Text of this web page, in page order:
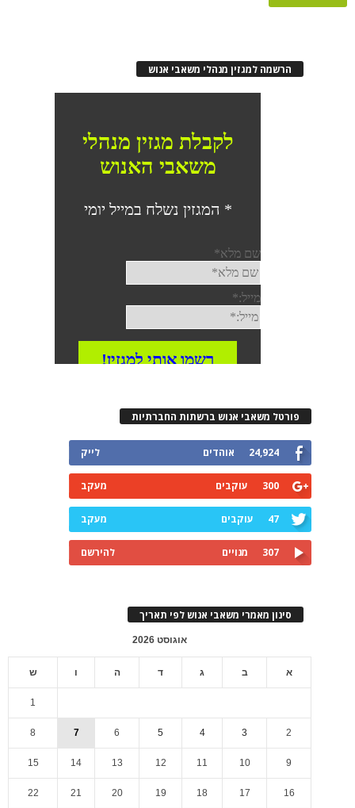
הרשמה למגזין מנהלי משאבי אנוש
פורטל משאבי אנוש ברשתות החברתיות
24,924 אוהדים לייק
300 עוקבים מעקב
47 עוקבים מעקב
307 מנויים להירשם
סינון מאמרי משאבי אנוש לפי תאריך
אוגוסט 2026
א ב ג ד ה ו ש
1
2
3
4
5
6
7
8
9
10
11
12
13
14
15
16
17
18
19
20
21
22